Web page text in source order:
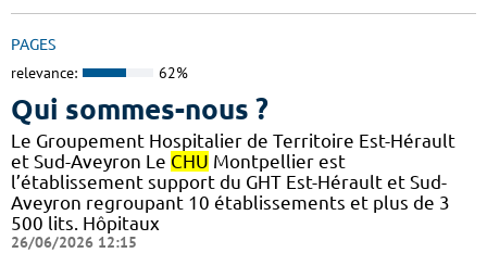
PAGES
relevance: 62%
Qui sommes-nous ?
Le Groupement Hospitalier de Territoire Est-Hérault
et Sud-Aveyron Le CHU Montpellier est
l’établissement support du GHT Est-Hérault et Sud-
Aveyron regroupant 10 établissements et plus de 3
500 lits. Hôpitaux
26/06/2026 12:15